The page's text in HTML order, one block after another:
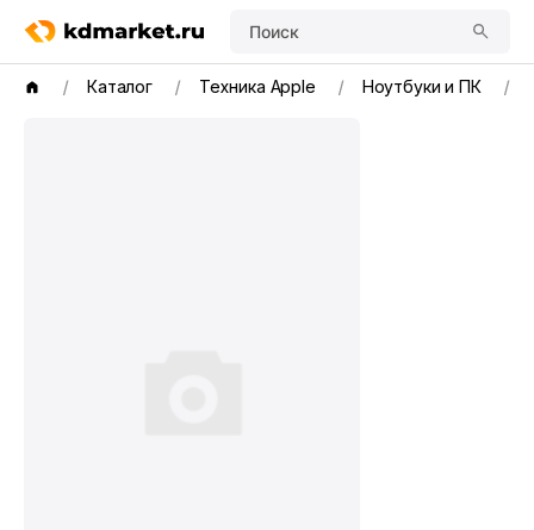
Поиск
Каталог Техника Apple Ноутбуки и ПК